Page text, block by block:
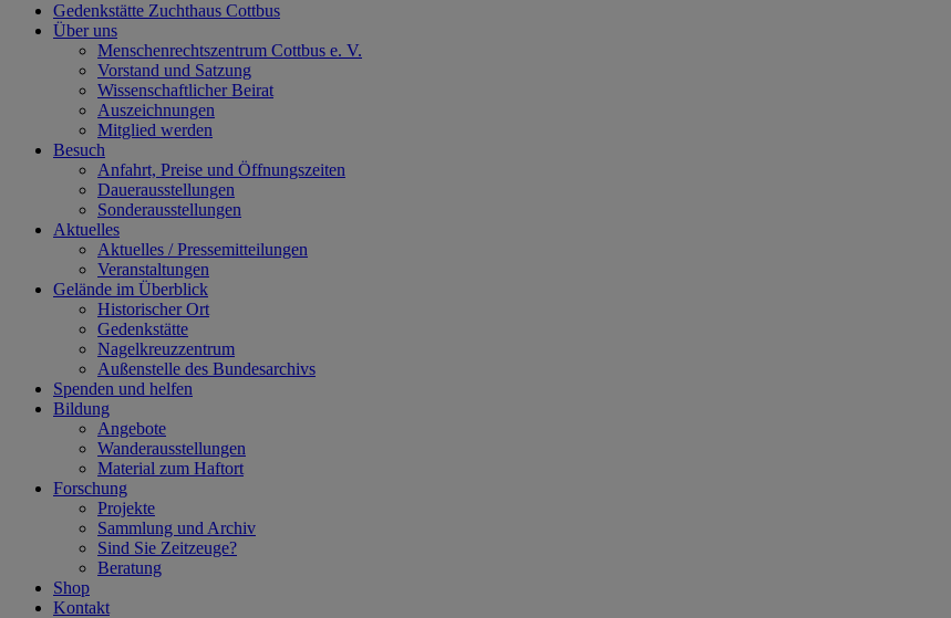
Gedenkstätte Zuchthaus Cottbus
Über uns
Menschenrechtszentrum Cottbus e. V.
Vorstand und Satzung
Wissenschaftlicher Beirat
Auszeichnungen
Mitglied werden
Besuch
Anfahrt, Preise und Öffnungszeiten
Dauerausstellungen
Sonderausstellungen
Aktuelles
Aktuelles / Pressemitteilungen
Veranstaltungen
Gelände im Überblick
Historischer Ort
Gedenkstätte
Nagelkreuzzentrum
Außenstelle des Bundesarchivs
Spenden und helfen
Bildung
Angebote
Wanderausstellungen
Material zum Haftort
Forschung
Projekte
Sammlung und Archiv
Sind Sie Zeitzeuge?
Beratung
Shop
Kontakt